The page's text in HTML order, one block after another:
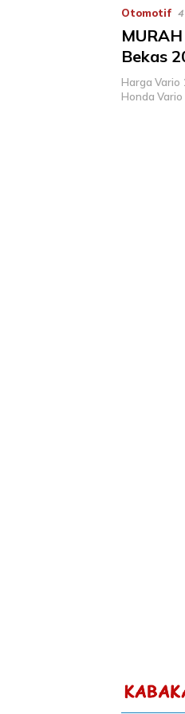
Otomotif
Bekas
Harga Vario
Honda